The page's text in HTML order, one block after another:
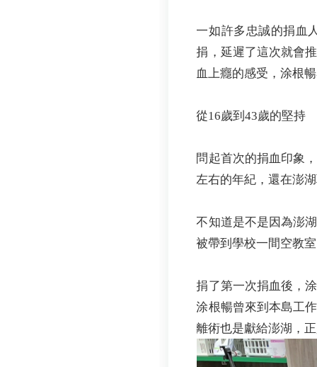
一如許多忠誠的捐血
捐，延遲了這次就會
血上癮的感受，涂根
從16歲到43歲的堅持
問起首次的捐血印象
左右的年紀，還在澎
不知道是不是因為澎
被帶到學校一間空教
捐了第一次捐血後，
涂根暢曾來到本島工
離術也是獻給澎湖，